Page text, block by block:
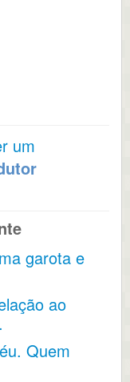
um
garota e
ao
Quem